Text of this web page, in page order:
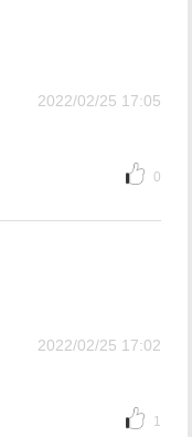
2022/02/25 17:05
0
2022/02/25 17:02
1